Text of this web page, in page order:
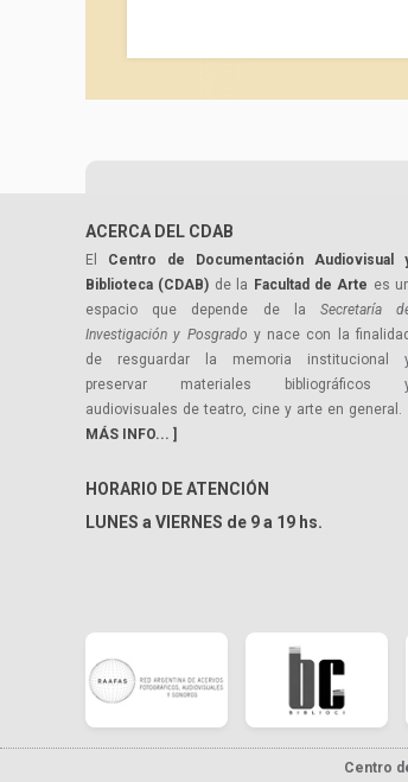
ACERCA DEL CDAB
El Centro de Documentación Audiovisual
Biblioteca (CDAB) de la Facultad de Arte es
espacio que depende de la Secretaría
Investigación y Posgrado y nace con la finalidad
de resguardar la memoria institucional
preservar materiales bibliográficos
audiovisuales de teatro, cine y arte en general.
MÁS INFO... ]
HORARIO DE ATENCIÓN
LUNES a VIERNES de 9 a 19 hs.
Centro